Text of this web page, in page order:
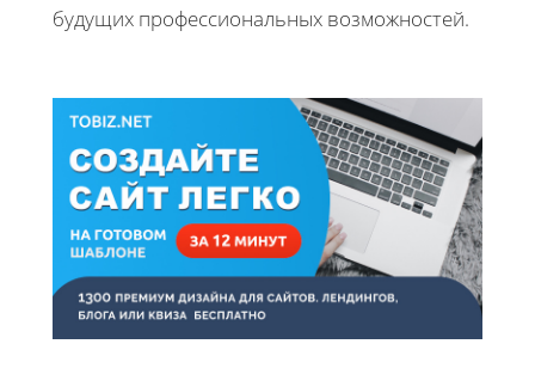
будущих профессиональных возможностей.